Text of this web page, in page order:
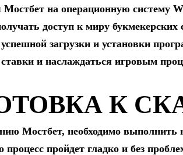
на операционную систему
доступ к миру
загрузки и установки
и наслаждаться игровым
К
Мостбет, необходимо
процесс пройдет гладко и без